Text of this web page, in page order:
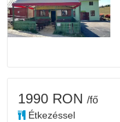
1990 RON /fő
Étkezéssel